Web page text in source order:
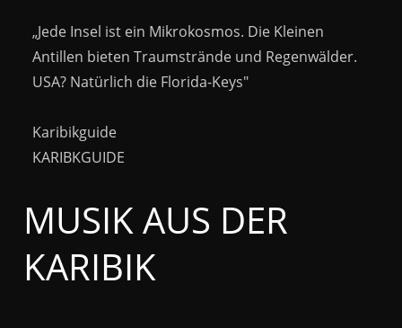
„Jede Insel ist ein Mikrokosmos. Die Kleinen
Antillen bieten Traumstrände und Regenwälder.
USA? Natürlich die Florida-Keys"
Karibikguide
KARIBKGUIDE
MUSIK AUS DER
KARIBIK